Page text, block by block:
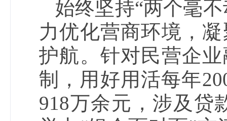
始终坚持“两个毫
力优化营商环境，
护航。针对民营企
制，用好用活每年
918万余元，涉及贷